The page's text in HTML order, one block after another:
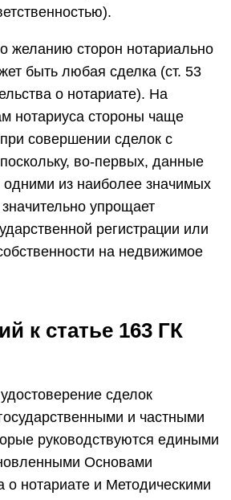
желанию сторон нотариально
быть любая сделка (ст. 53
о нотариате). На
нотариуса стороны чаще
совершении сделок с
во-первых, данные
из наиболее значимых
упрощает
регистрации или
на недвижимое
к статье 163 ГК
сделок
и частными
руководствуются едиными
Основами
о нотариате и Методическими